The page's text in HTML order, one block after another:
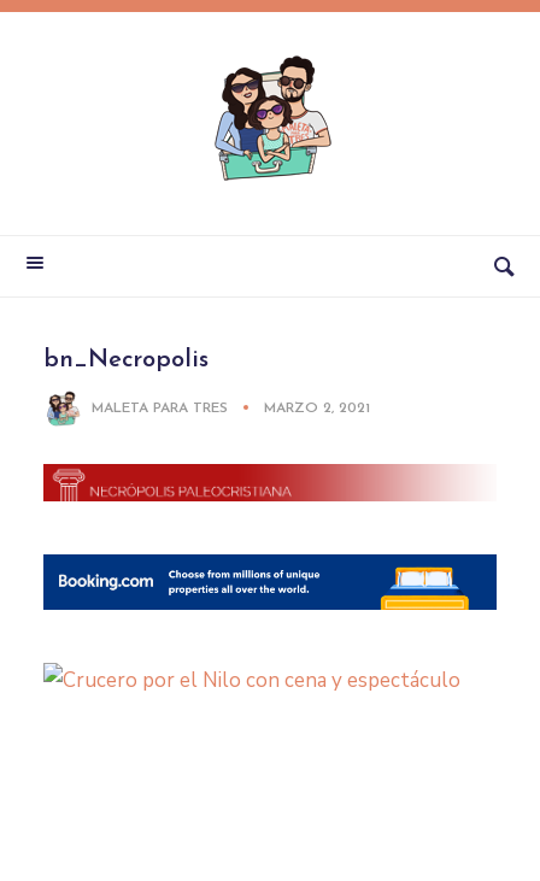
bn_Necropolis
MALETA PARA TRES MARZO 2, 2021